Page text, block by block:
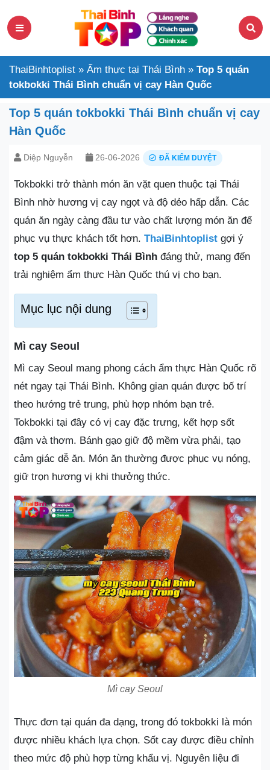
ThaiBinhtoplist » Ẩm thực tại Thái Bình » Top 5 quán
tokbokki Thái Bình chuẩn vị cay Hàn Quốc
Top 5 quán tokbokki Thái Bình chuẩn vị cay
Hàn Quốc
Diệp Nguyễn 26-06-2026 ĐÃ KIỂM DUYỆT
Tokbokki trở thành món ăn vặt quen thuộc tại Thái
Bình nhờ hương vị cay ngọt và độ dẻo hấp dẫn. Các
quán ăn ngày càng đầu tư vào chất lượng món ăn để
phục vụ thực khách tốt hơn. ThaiBinhtoplist gợi ý
top 5 quán tokbokki Thái Bình đáng thử, mang đến
trải nghiệm ẩm thực Hàn Quốc thú vị cho bạn.
Mục lục nội dung
Mì cay Seoul
Mì cay Seoul mang phong cách ẩm thực Hàn Quốc rõ
nét ngay tại Thái Bình. Không gian quán được bố trí
theo hướng trẻ trung, phù hợp nhóm bạn trẻ.
Tokbokki tại đây có vị cay đặc trưng, kết hợp sốt
đậm và thơm. Bánh gạo giữ độ mềm vừa phải, tạo
cảm giác dễ ăn. Món ăn thường được phục vụ nóng,
giữ trọn hương vị khi thưởng thức.
Mì cay Seoul
Thực đơn tại quán đa dạng, trong đó tokbokki là món
được nhiều khách lựa chọn. Sốt cay được điều chỉnh
theo mức độ phù hợp từng khẩu vị. Nguyên liệu đi